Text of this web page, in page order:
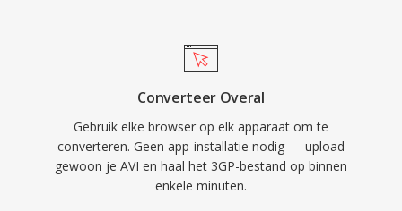
Converteer Overal
Gebruik elke browser op elk apparaat om te
converteren. Geen app-installatie nodig — upload
gewoon je AVI en haal het 3GP-bestand op binnen
enkele minuten.